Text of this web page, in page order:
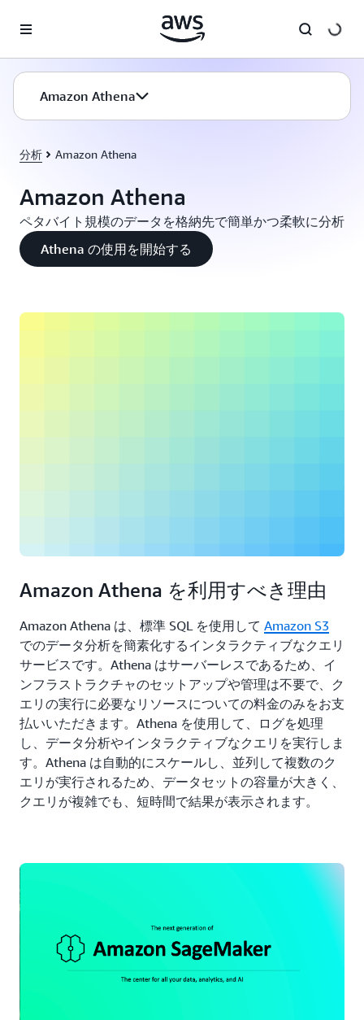
Amazon Athena
分析 Amazon Athena
Amazon Athena
ペタバイト規模のデータを格納先で簡単かつ柔軟に分析
Athena の使用を開始する
Amazon Athena を利用すべき理由
Amazon Athena は、標準 SQL を使用して Amazon S3
でのデータ分析を簡素化するインタラクティブなクエリ
サービスです。Athena はサーバーレスであるため、イ
ンフラストラクチャのセットアップや管理は不要で、ク
エリの実行に必要なリソースについての料金のみをお支
払いいただきます。Athena を使用して、ログを処理
し、データ分析やインタラクティブなクエリを実行しま
す。Athena は自動的にスケールし、並列して複数のク
エリが実行されるため、データセットの容量が大きく、
クエリが複雑でも、短時間で結果が表示されます。